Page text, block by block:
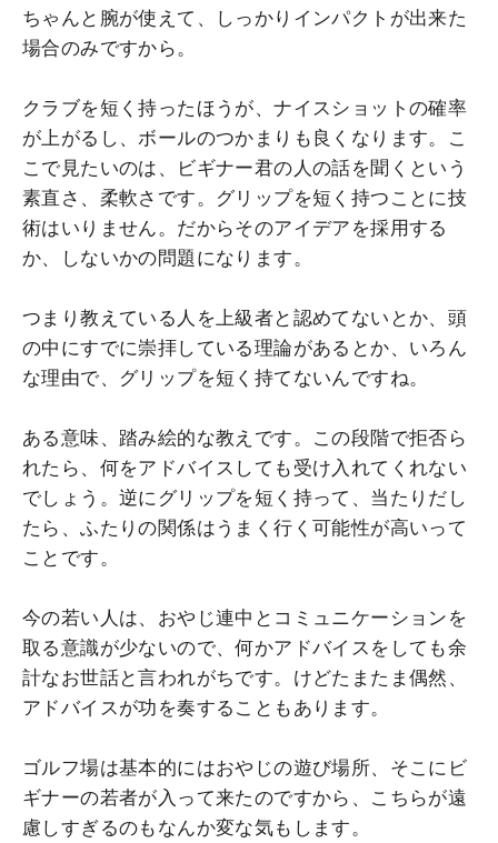
ちゃんと腕が使えて、しっかりインパクトが出来た
場合のみですから。
クラブを短く持ったほうが、ナイスショットの確率
が上がるし、ボールのつかまりも良くなります。こ
こで見たいのは、ビギナー君の人の話を聞くという
素直さ、柔軟さです。グリップを短く持つことに技
術はいりません。だからそのアイデアを採用する
か、しないかの問題になります。
つまり教えている人を上級者と認めてないとか、頭
の中にすでに崇拝している理論があるとか、いろん
な理由で、グリップを短く持てないんですね。
ある意味、踏み絵的な教えです。この段階で拒否ら
れたら、何をアドバイスしても受け入れてくれない
でしょう。逆にグリップを短く持って、当たりだし
たら、ふたりの関係はうまく行く可能性が高いって
ことです。
今の若い人は、おやじ連中とコミュニケーションを
取る意識が少ないので、何かアドバイスをしても余
計なお世話と言われがちです。けどたまたま偶然、
アドバイスが功を奏することもあります。
ゴルフ場は基本的にはおやじの遊び場所、そこにビ
ギナーの若者が入って来たのですから、こちらが遠
慮しすぎるのもなんか変な気もします。